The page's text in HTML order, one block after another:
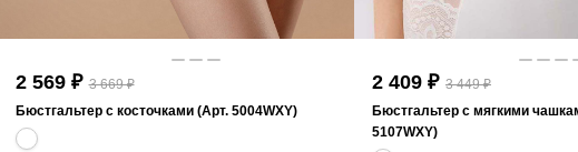
2 569 ₽ 3 669 ₽
Бюстгальтер с косточками (Арт. 5004WXY)
2 409 ₽ 3 449 ₽
Бюстгальтер с мягкими
5107WXY)